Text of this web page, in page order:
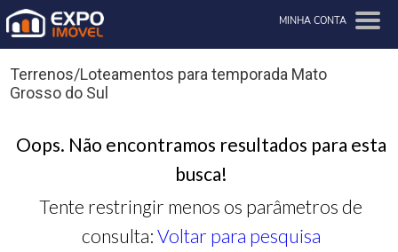
MINHA CONTA
Terrenos/Loteamentos para temporada Mato
Grosso do Sul
Oops. Não encontramos resultados para esta
busca!
Tente restringir menos os parâmetros de
consulta: Voltar para pesquisa